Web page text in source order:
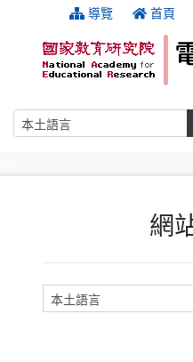
跳到主要內容 導覽 首頁
搜尋
網
請輸入關鍵字